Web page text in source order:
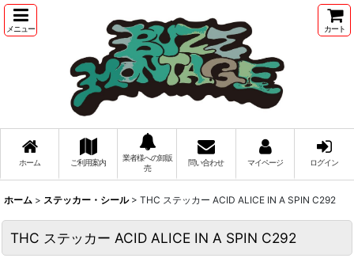
メニュー カート
ホーム ご利用案内
業者様への卸販
売
問い合わせ マイページ ログイン
ホーム > ステッカー・シール > THC ステッカー ACID ALICE IN A SPIN C292
THC ステッカー ACID ALICE IN A SPIN C292